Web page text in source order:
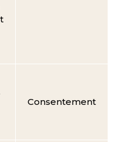
Consentement